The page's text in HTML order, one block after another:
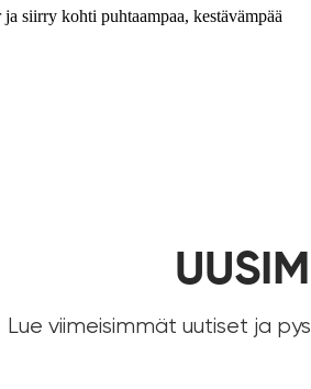
siirry kohti puhtaampaa, kestävämpää
Lue viimeisimmät uutiset ja